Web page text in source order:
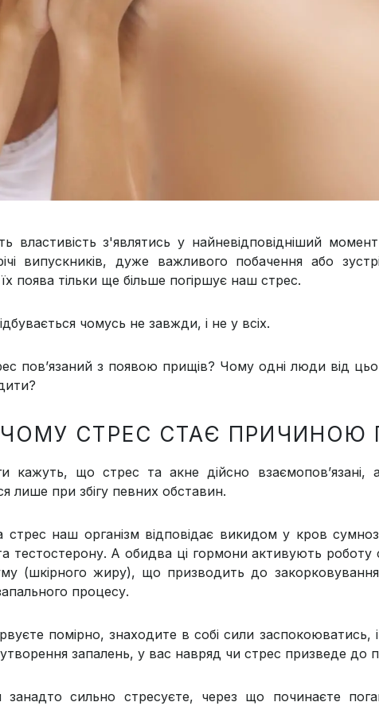
властивість з'являтись у найневідповідніший
випускників, дуже важливого побачення або
поява тільки ще більше погіршує наш стрес.
чомусь не завжди, і не у всіх.
пов’язаний з появою прищів? Чому одні люди від
ЧОМУ СТРЕС СТАЄ ПРИЧИНОЮ
кажуть, що стрес та акне дійсно взаємопов’язані,
лише при збігу певних обставин.
стрес наш організм відповідає викидом у кров
тестостерону. А обидва ці гормони активують
(шкірного жиру), що призводить до
процесу.
помірно, знаходите в собі сили заспокоюватись,
запалень, у вас навряд чи стрес призведе до
сильно стресуєте, через що починаєте